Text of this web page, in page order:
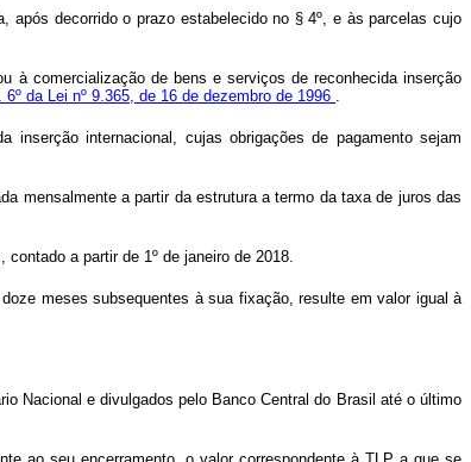
após decorrido o prazo estabelecido no § 4º, e às parcelas cujo
à comercialização de bens e serviços de reconhecida inserção
6º da Lei nº 9.365, de 16 de dezembro de 1996 .
inserção internacional, cujas obrigações de pagamento sejam
mensalmente a partir da estrutura a termo da taxa de juros das
a partir de 1º de janeiro de 2018.
meses subsequentes à sua fixação, resulte em valor igual à
Nacional e divulgados pelo Banco Central do Brasil até o último